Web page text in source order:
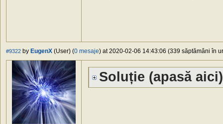
#9322 by EugenX (User) (0 mesaje) at 2020-02-06 14:43:06 (339 săptămâni în
Soluție (apasă aici)